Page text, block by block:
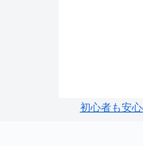
初心者も安